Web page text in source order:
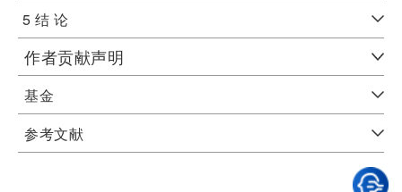
5 结 论
作者贡献声明
基金
参考文献